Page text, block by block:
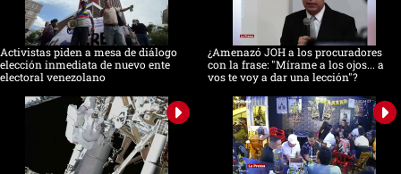
Activistas piden a mesa de diálogo
elección inmediata de nuevo ente
electoral venezolano
¿Amenazó JOH a los procuradores
con la frase: "Mírame a los ojos... a
vos te voy a dar una lección"?